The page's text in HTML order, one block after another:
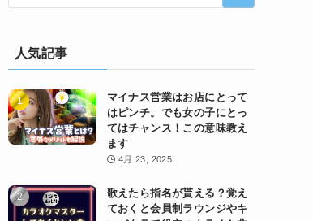
人気記事
マイナス営業はお店にとって
はピンチ。でも女の子にとっ
てはチャンス！この意味教え
ます
4月 23, 2025
歌えたら指名が貰える？覚え
ておくと会員制ラウンジやキ